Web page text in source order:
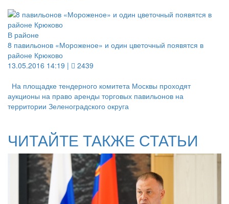
В районе
8 павильонов «Мороженое» и один цветочный появятся в
районе Крюково
13.05.2016 14:19 |
2439
На площадке тендерного комитета Москвы проходят
аукционы на право аренды торговых павильонов на
территории Зеленоградского округа
ЧИТАЙТЕ ТАКЖЕ СТАТЬИ